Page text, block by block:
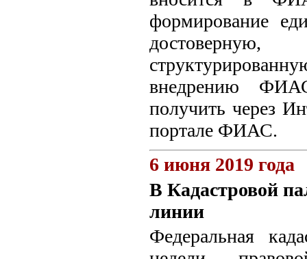
формирование
внедрению
получить через
портале ФИАС.
6 июня 2019 года
В Кадастровой
линии
Федеральная